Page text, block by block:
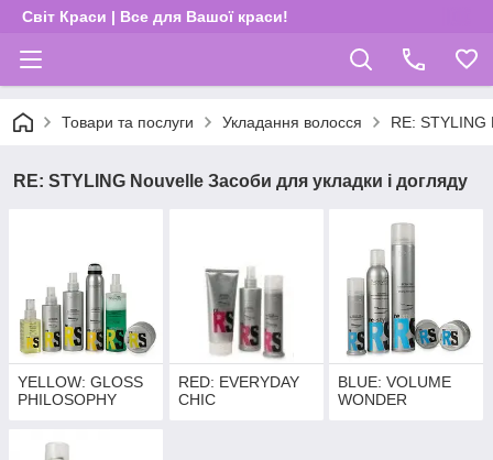
Світ Краси | Все для Вашої краси!
Товари та послуги Укладання волосся RE: STYLING
RE: STYLING Nouvelle Засоби для укладки і догляду
YELLOW: GLOSS
PHILOSOPHY
RED: EVERYDAY
CHIC
BLUE: VOLUME
WONDER